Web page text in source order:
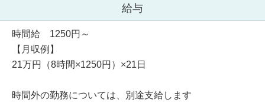
給与
時間給 1250円～
【月収例】
21万円（8時間×1250円）×21日
時間外の勤務については、別途支給します